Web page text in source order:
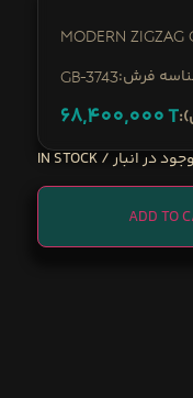
Modern Zigzag
GB-3743 فرش
68,400,000T
IN STOCK
ADD TO